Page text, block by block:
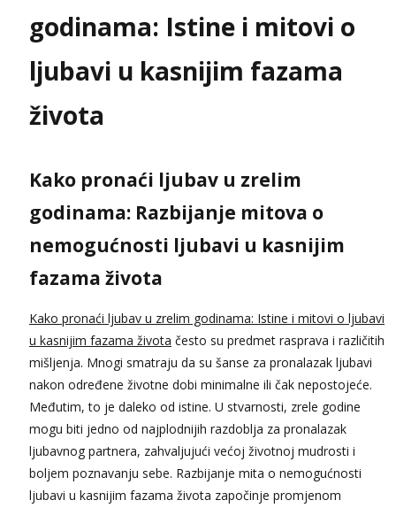
godinama: Istine i mitovi o
ljubavi u kasnijim fazama
života
Kako pronaći ljubav u zrelim
godinama: Razbijanje mitova o
nemogućnosti ljubavi u kasnijim
fazama života
Kako pronaći ljubav u zrelim godinama: Istine i mitovi o ljubavi
u kasnijim fazama života često su predmet rasprava i različitih
mišljenja. Mnogi smatraju da su šanse za pronalazak ljubavi
nakon određene životne dobi minimalne ili čak nepostojeće.
Međutim, to je daleko od istine. U stvarnosti, zrele godine
mogu biti jedno od najplodnijih razdoblja za pronalazak
ljubavnog partnera, zahvaljujući većoj životnoj mudrosti i
boljem poznavanju sebe. Razbijanje mita o nemogućnosti
ljubavi u kasnijim fazama života započinje promjenom